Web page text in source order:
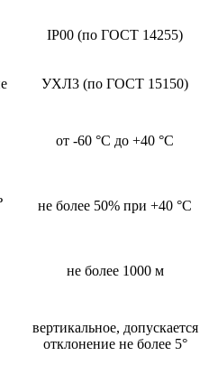
IP00 (по ГОСТ 14255)
УХЛ3 (по ГОСТ 15150)
от -60 °C до +40 °C
не более 50% при +40 °C
не более 1000 м
вертикальное, допускается
отклонение не более 5°